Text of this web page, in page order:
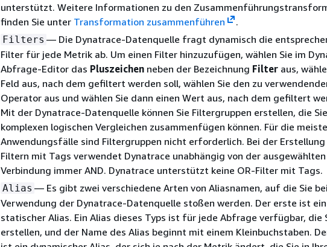
unterstützt. Weitere Informationen zu den
finden Sie unter Transformation zusammenführen .
Filters — Die Dynatrace-Datenquelle fragt dynamisch die
Filter für jede Metrik ab. Um einen Filter hinzuzufügen, wählen Sie im
Abfrage-Editor das Pluszeichen neben der Bezeichnung Filter aus,
Feld aus, nach dem gefiltert werden soll, wählen Sie den zu
Operator aus und wählen Sie dann einen Wert aus, nach dem gefiltert
Mit der Dynatrace-Datenquelle können Sie Filtergruppen erstellen, die
komplexen logischen Vergleichen zusammenfügen können. Für die
Anwendungsfälle sind Filtergruppen nicht erforderlich. Bei der Erstellung
Filtern mit Tags verwendet Dynatrace unabhängig von der ausgewählten
Verbindung immer AND. Dynatrace unterstützt keine OR-Filter mit Tags.
Alias — Es gibt zwei verschiedene Arten von Aliasnamen, auf die Sie
Verwendung der Dynatrace-Datenquelle stoßen werden. Der erste ist ein
statischer Alias. Ein Alias dieses Typs ist für jede Abfrage verfügbar, die
erstellen, und der Name des Alias beginnt mit einem Kleinbuchstaben.